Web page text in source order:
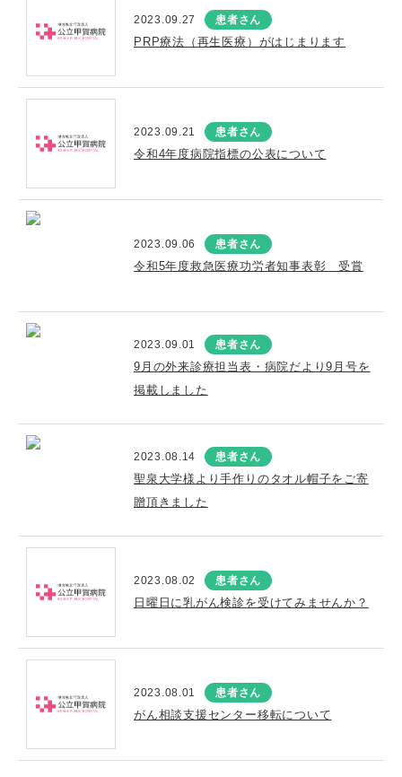
2023.09.27 患者さん
PRP療法（再生医療）がはじまります
2023.09.21 患者さん
令和4年度病院指標の公表について
2023.09.06 患者さん
令和5年度救急医療功労者知事表彰 受賞
2023.09.01 患者さん
9月の外来診療担当表・病院だより9月号を
掲載しました
2023.08.14 患者さん
聖泉大学様より手作りのタオル帽子をご寄
贈頂きました
2023.08.02 患者さん
日曜日に乳がん検診を受けてみませんか？
2023.08.01 患者さん
がん相談支援センター移転について